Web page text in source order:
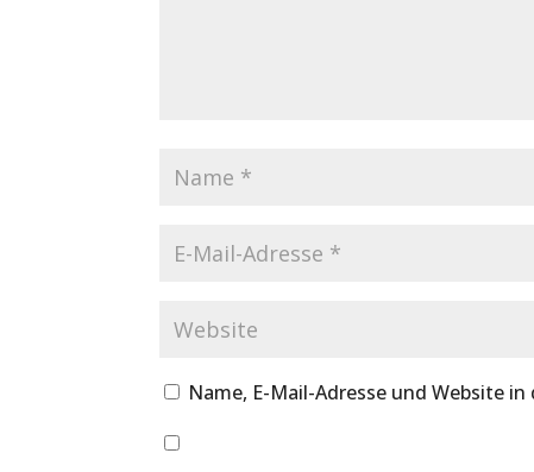
Name, E-Mail-Adresse und Website